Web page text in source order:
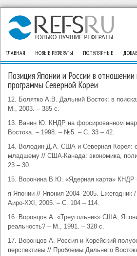
ГЛАВНАЯ НОВЫЕ РЕФЕРАТЫ ПОПУЛЯРНЫЕ
Позиция Японии и России в
программы Северной Кореи
12. Болятко А.В. Дальний Восток: в
М., 2003. – 385 с.
13. Ванин Ю. КНДР на форсированном
Востока. – 1998. – №5. – С. 33 – 42.
14. Володин Д.А. США и Северная Корея:
младшему // США-Канада: экономика,
23 – 30.
15. Воронина В.Ю. «Ядерная карта» КНДР
я Японии // Япония 2004–2005.
Аиро-XXI, 2005. – С. 104 – 114.
16. Воронцов А. «Треугольник» США,
реальность? – М., 1991. – 328 с.
17. Воронцов А. Россия и Корейский
перспективы // Проблемы Дальнего